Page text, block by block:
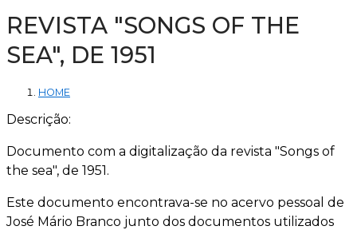
REVISTA "SONGS OF THE
SEA", DE 1951
HOME
Descrição:
Documento com a digitalização da revista "Songs of
the sea", de 1951.
Este documento encontrava-se no acervo pessoal de
José Mário Branco junto dos documentos utilizados